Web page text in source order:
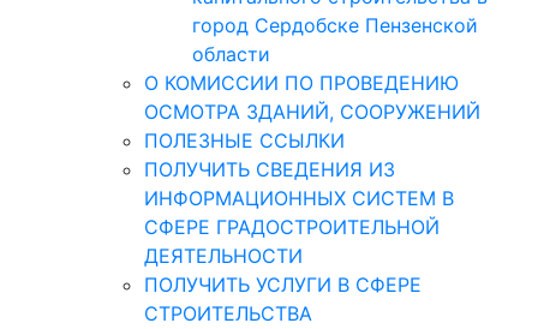
город Сердобске Пензенской
области
О КОМИССИИ ПО ПРОВЕДЕНИЮ
ОСМОТРА ЗДАНИЙ, СООРУЖЕНИЙ
ПОЛЕЗНЫЕ ССЫЛКИ
ПОЛУЧИТЬ СВЕДЕНИЯ ИЗ
ИНФОРМАЦИОННЫХ СИСТЕМ В
СФЕРЕ ГРАДОСТРОИТЕЛЬНОЙ
ДЕЯТЕЛЬНОСТИ
ПОЛУЧИТЬ УСЛУГИ В СФЕРЕ
СТРОИТЕЛЬСТВА